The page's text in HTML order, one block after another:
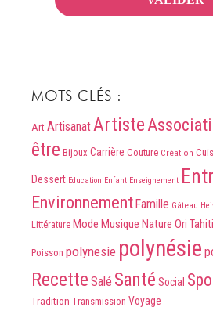
MOTS CLÉS :
Art ArtisanatArtiste
être Bijoux Carrière Couture Création
Dessert Education Enfant Enseignement
EnvironnementFamille Gâteau
Littérature Mode Musique Nature Ori Tahiti
Poisson polynesie polynésie
Recette Salé Santé Social
Tradition Transmission Voyage